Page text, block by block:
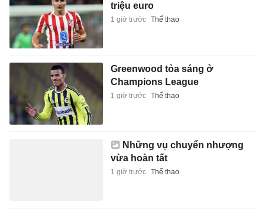
triệu euro
1 giờ trước Thể thao
Greenwood tỏa sáng ở
Champions League
1 giờ trước Thể thao
Những vụ chuyển nhượng
vừa hoàn tất
1 giờ trước Thể thao